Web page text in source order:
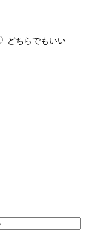
どちらでもいい